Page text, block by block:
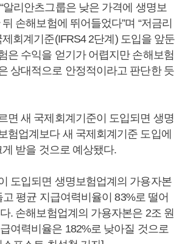
알리안츠그룹은 낮은 가격에 생명보
손해보험에 뛰어들었다”며 “저금리
회계기준(IFRS4 2단계) 도입을 앞둔
은 수익을 얻기가 어렵지만 손해보험
상대적으로 안정적이라고 판단한 듯
면 새 국제회계기준이 도입되면 생명
험업계보다 새 국제회계기준 도입에
받을 것으로 예상됐다.
도입되면 생명보험업계의 가용자본
평균 지급여력비율이 83%로 떨어
. 손해보험업계의 가용자본은 2조 원
여력비율은 182%로 낮아질 것으로